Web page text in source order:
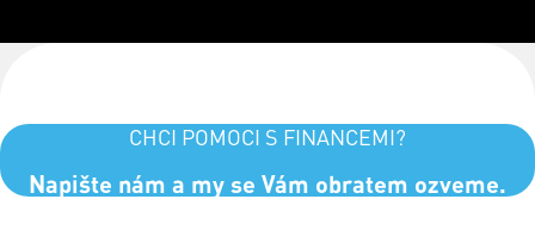
CHCI POMOCI S FINANCEMI?
Napište nám a my se Vám obratem ozveme.